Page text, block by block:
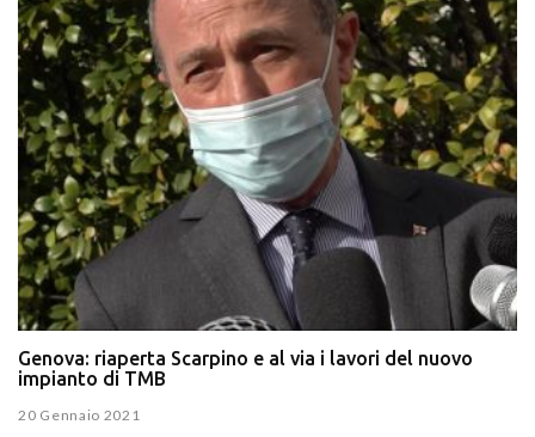
Genova: riaperta Scarpino e al via i lavori del nuovo
impianto di TMB
20 Gennaio 2021